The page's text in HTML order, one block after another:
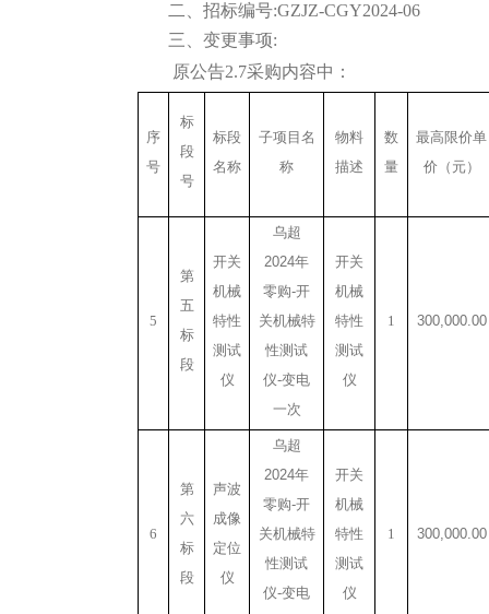
二、 招标编号:GZJZ-CGY2024-06
三、 变更事项:
原公告2.7采购内容中 ：
序
号
标
段
号
标段
名称
子项目名
称
物料
描述
数
量
最高限价单
价（元）
5
第
五
标
段
开关
机械
特性
测试
仪
乌超
2024年
零购-开
关机械特
性测试
仪-变电
一次
开关
机械
特性
测试
仪
1 300,000.00
6
第
六
标
段
声波
成像
定位
仪
乌超
2024年
零购-开
关机械特
性测试
仪-变电
开关
机械
特性
测试
仪
1 300,000.00